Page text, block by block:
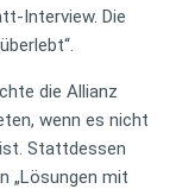
Interview. Die
die Allianz
wenn es nicht
Stattdessen
„Lösungen mit